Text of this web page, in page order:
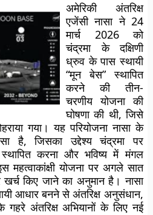
अमेरिकी अंतरिक्ष
एजेंसी नासा ने 24
मार्च 2026 को
चंद्रमा के दक्षिणी
ध्रुव के पास स्थायी
“मून बेस” स्थापित
करने की तीन-
चरणीय योजना की
घोषणा की थी, जिसे
गया। यह परियोजना नासा के
है, जिसका उद्देश्य चंद्रमा पर
स्थापित करना और भविष्य में मंगल
महत्वाकांक्षी योजना पर अगले सात
किए जाने का अनुमान है। नासा
आधार बनने से अंतरिक्ष अनुसंधान,
अंतरिक्ष अभियानों के लिए नई